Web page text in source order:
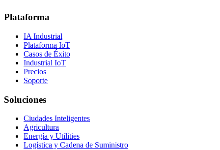
Plataforma
IA Industrial
Plataforma IoT
Casos de Éxito
Industrial IoT
Precios
Soporte
Soluciones
Ciudades Inteligentes
Agricultura
Energía y Utilities
Logística y Cadena de Suministro